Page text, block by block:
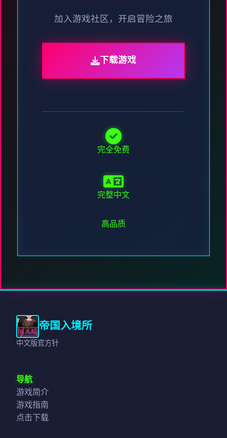
加入游戏社区，开启冒险之旅
下载游戏
完全免费
完整中文
高品质
帝国入境所
中文版官方针
导航
游戏简介
游戏指南
点击下载